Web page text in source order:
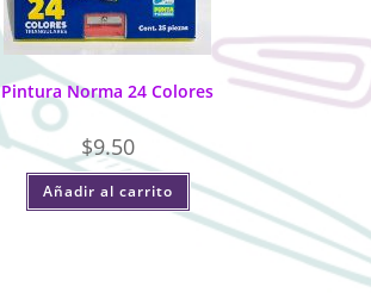
Pintura Norma 24 Colores
$9.50
Añadir al carrito